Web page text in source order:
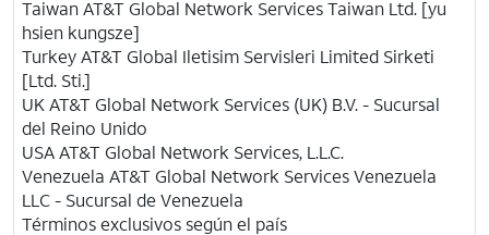
Taiwan AT&T Global Network Services Taiwan Ltd. [yu
hsien kungsze]
Turkey AT&T Global Iletisim Servisleri Limited Sirketi
[Ltd. Sti.]
UK AT&TGlobal Network Services (UK) B.V. - Sucursal
del Reino Unido
USA AT&T Global Network Services, L.L.C.
Venezuela AT&TGlobal Network Services Venezuela
LLC - Sucursal de Venezuela
Términos exclusivos según el país